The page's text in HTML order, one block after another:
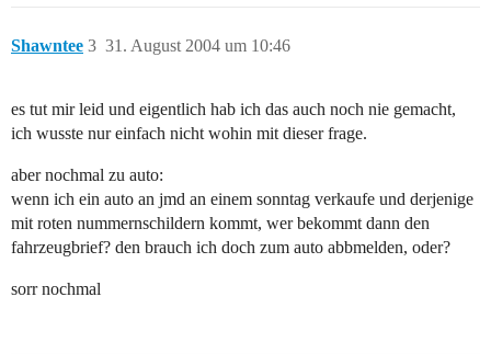
Shawntee 31. August 2004 um 10:46
3
es tut mir leid und eigentlich hab ich das auch noch nie gemacht,
ich wusste nur einfach nicht wohin mit dieser frage.
aber nochmal zu auto:
wenn ich ein auto an jmd an einem sonntag verkaufe und derjenige
mit roten nummernschildern kommt, wer bekommt dann den
fahrzeugbrief? den brauch ich doch zum auto abbmelden, oder?
sorr nochmal